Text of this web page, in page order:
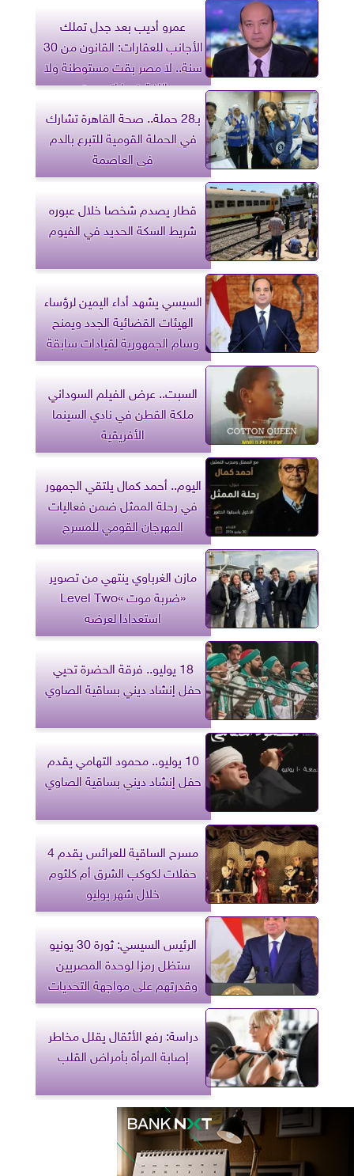
عمرو أديب بعد جدل تملك
الأجانب للعقارات: القانون من 30
سنة.. لا مصر بقت مستوطنة ولا
اللغة فيها اتعوجت
بـ28 حملة.. صحة القاهرة تشارك
في الحملة القومية للتبرع بالدم
فى العاصمة
قطار يصدم شخصا خلال عبوره
شريط السكة الحديد في الفيوم
السيسي يشهد أداء اليمين لرؤساء
الهيئات القضائية الجدد ويمنح
وسام الجمهورية لقيادات سابقة
السبت.. عرض الفيلم السوداني
ملكة القطن في نادي السينما
الأفريقية
اليوم.. أحمد كمال يلتقي الجمهور
في رحلة الممثل ضمن فعاليات
المهرجان القومي للمسرح
مازن الغرباوي ينتهي من تصوير
«ضربة موت »Level Two
استعدادا لعرضه
18 يوليو.. فرقة الحضرة تحيي
حفل إنشاد ديني بساقية الصاوي
10 يوليو.. محمود التهامي يقدم
حفل إنشاد ديني بساقية الصاوي
مسرح الساقية للعرائس يقدم 4
حفلات لكوكب الشرق أم كلثوم
خلال شهر يوليو
الرئيس السيسي: ثورة 30 يونيو
ستظل رمزا لوحدة المصريين
وقدرتهم على مواجهة التحديات
دراسة: رفع الأثقال يقلل مخاطر
إصابة المرأة بأمراض القلب